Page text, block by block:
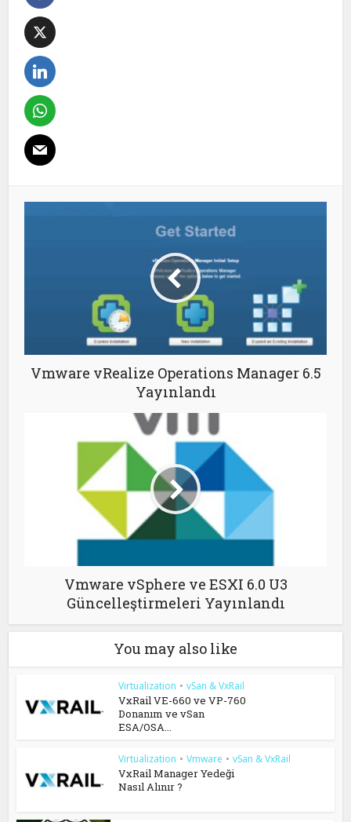
Vmware vRealize Operations Manager 6.5
Yayınlandı
Vmware vSphere ve ESXI 6.0 U3
Güncelleştirmeleri Yayınlandı
You may also like
Virtualization • vSan & VxRail
VxRail VE-660 ve VP-760
Donanım ve vSan
ESA/OSA...
Virtualization • Vmware • vSan & VxRail
VxRail Manager Yedeği
Nasıl Alınır ?